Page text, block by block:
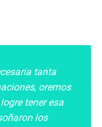
tanta
oremos
tener esa
los